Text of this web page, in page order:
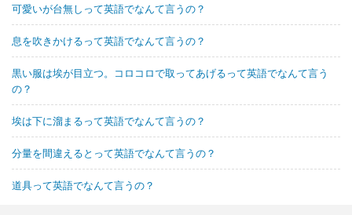
可愛いが台無しって英語でなんて言うの？
息を吹きかけるって英語でなんて言うの？
黒い服は埃が目立つ。コロコロで取ってあげるって英語でなんて言う
の？
埃は下に溜まるって英語でなんて言うの？
分量を間違えるとって英語でなんて言うの？
道具って英語でなんて言うの？